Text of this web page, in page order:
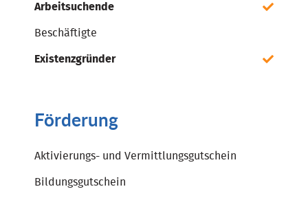
Arbeitsuchende
Beschäftigte
Existenzgründer
Förderung
Aktivierungs- und Vermittlungsgutschein
Bildungsgutschein